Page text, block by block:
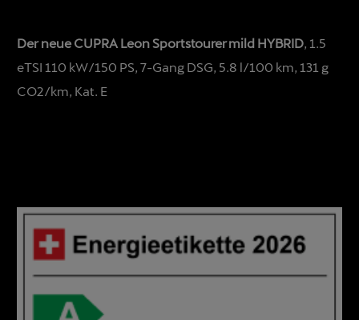
Der neue CUPRA Leon Sportstourer mild HYBRID, 1.5
eTSI 110 kW/150 PS, 7-Gang DSG, 5.8 l/100 km, 131 g
CO2/km, Kat. E